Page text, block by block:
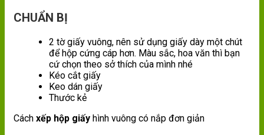
CHUẨN BỊ
2 tờ giấy vuông, nên sử dụng giấy dày một chút
để hộp cứng cáp hơn. Màu sắc, hoa văn thì bạn
cứ chọn theo sở thích của mình nhé
Kéo cắt giấy
Keo dán giấy
Thước kẻ
Cách xếp hộp giấy hình vuông có nắp đơn giản